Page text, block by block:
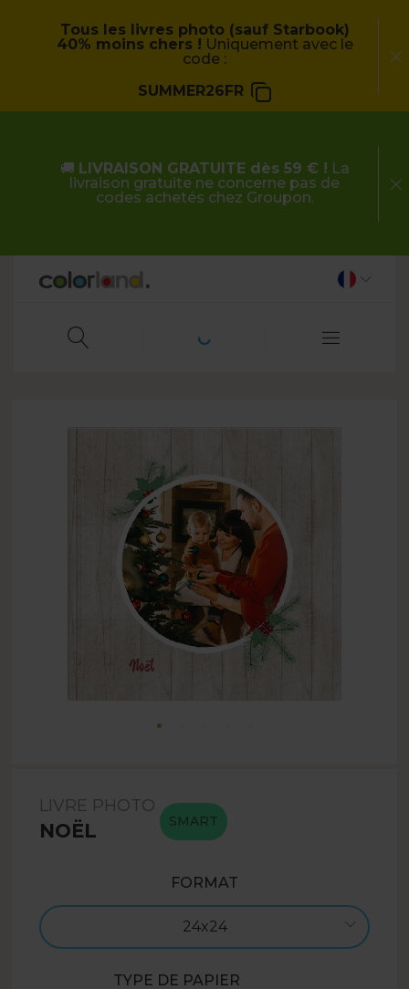
Tous les livres photo (sauf Starbook)
40% moins chers ! Uniquement avec le
code :
SUMMER26FR
🚚 LIVRAISON GRATUITE dès 59 € ! La
livraison gratuite ne concerne pas de
codes achetés chez Groupon.
LIVRE PHOTO
NOËL SMART
FORMAT
24x24
TYPE DE PAPIER